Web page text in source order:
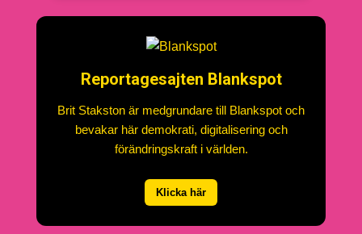
Reportagesajten Blankspot
Brit Stakston är medgrundare till Blankspot och
bevakar här demokrati, digitalisering och
förändringskraft i världen.
Klicka här